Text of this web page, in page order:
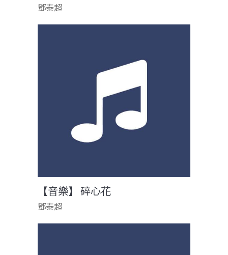
鄧泰超
【音樂】 碎心花
鄧泰超